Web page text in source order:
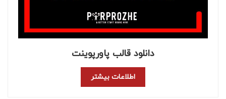
دانلود قالب پاورپوینت
اطلاعات بیشتر